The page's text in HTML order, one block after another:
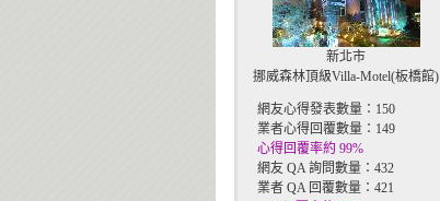
新北市
挪威森林頂級Villa-Motel(板橋館)
網友心得發表數量：150
業者心得回覆數量：149
心得回覆率約 99%
網友 QA 詢問數量：432
業者 QA 回覆數量：421